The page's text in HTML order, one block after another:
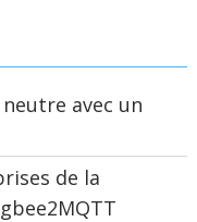
avec un
de la